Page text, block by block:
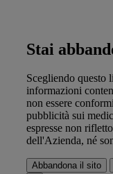
Stai
Scegliendo questo
informazioni
non essere
pubblicità sui
espresse non
dell'Azienda, né
Abbandona il sito